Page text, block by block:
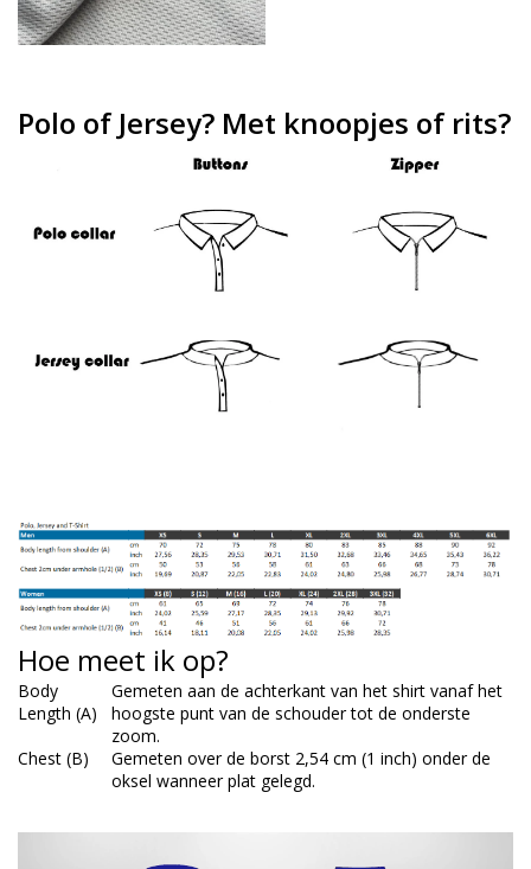
Polo of Jersey? Met knoopjes of rits?
Hoe meet ik op?
Body
Length (A)
Gemeten aan de achterkant van het shirt vanaf het
hoogste punt van de schouder tot de onderste
zoom.
Chest (B)
Gemeten over de borst 2,54 cm (1 inch) onder de
oksel wanneer plat gelegd.